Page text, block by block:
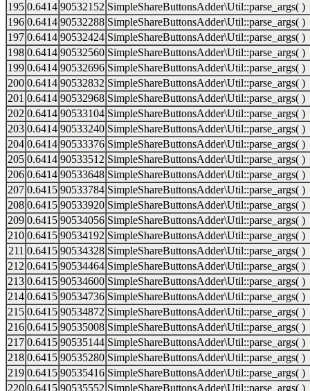
195 0.6414 90532152 SimpleShareButtonsAdder\Util::parse_args( )
196 0.6414 90532288 SimpleShareButtonsAdder\Util::parse_args( )
197 0.6414 90532424 SimpleShareButtonsAdder\Util::parse_args( )
198 0.6414 90532560 SimpleShareButtonsAdder\Util::parse_args( )
199 0.6414 90532696 SimpleShareButtonsAdder\Util::parse_args( )
200 0.6414 90532832 SimpleShareButtonsAdder\Util::parse_args( )
201 0.6414 90532968 SimpleShareButtonsAdder\Util::parse_args( )
202 0.6414 90533104 SimpleShareButtonsAdder\Util::parse_args( )
203 0.6414 90533240 SimpleShareButtonsAdder\Util::parse_args( )
204 0.6414 90533376 SimpleShareButtonsAdder\Util::parse_args( )
205 0.6414 90533512 SimpleShareButtonsAdder\Util::parse_args( )
206 0.6414 90533648 SimpleShareButtonsAdder\Util::parse_args( )
207 0.6415 90533784 SimpleShareButtonsAdder\Util::parse_args( )
208 0.6415 90533920 SimpleShareButtonsAdder\Util::parse_args( )
209 0.6415 90534056 SimpleShareButtonsAdder\Util::parse_args( )
210 0.6415 90534192 SimpleShareButtonsAdder\Util::parse_args( )
211 0.6415 90534328 SimpleShareButtonsAdder\Util::parse_args( )
212 0.6415 90534464 SimpleShareButtonsAdder\Util::parse_args( )
213 0.6415 90534600 SimpleShareButtonsAdder\Util::parse_args( )
214 0.6415 90534736 SimpleShareButtonsAdder\Util::parse_args( )
215 0.6415 90534872 SimpleShareButtonsAdder\Util::parse_args( )
216 0.6415 90535008 SimpleShareButtonsAdder\Util::parse_args( )
217 0.6415 90535144 SimpleShareButtonsAdder\Util::parse_args( )
218 0.6415 90535280 SimpleShareButtonsAdder\Util::parse_args( )
219 0.6415 90535416 SimpleShareButtonsAdder\Util::parse_args( )
220 0.6415 90535552 SimpleShareButtonsAdder\Util::parse_args( )